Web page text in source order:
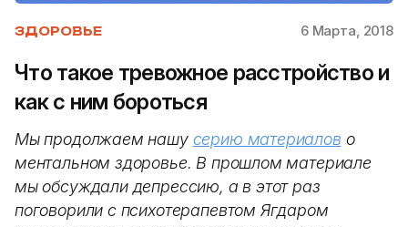
ЗДОРОВЬЕ 6 Марта, 2018
Что такое тревожное расстройство и
как с ним бороться
Мы продолжаем нашу серию материалов о
ментальном здоровье. В прошлом материале
мы обсуждали депрессию, а в этот раз
поговорили с психотерапевтом Ягдаром